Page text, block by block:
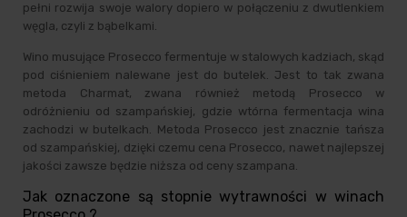
pełni rozwija swoje walory dopiero w połączeniu z dwutlenkiem
węgla, czyli z bąbelkami.
Wino musujące Prosecco fermentuje w stalowych kadziach, skąd
pod ciśnieniem nalewane jest do butelek. Jest to tak zwana
metoda Charmat, zwana również metodą Prosecco w
odróżnieniu od szampańskiej, gdzie wtórna fermentacja wina
zachodzi w butelkach. Metoda Prosecco jest znacznie tańsza
od szampańskiej, dzięki czemu cena Prosecco, nawet najlepszej
jakości zawsze będzie niższa od ceny szampana.
Jak oznaczone są stopnie wytrawności w winach